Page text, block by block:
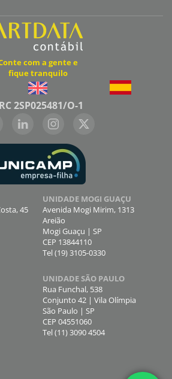
com a gente e
fique tranquilo
2SP025481/O-1
45
UNIDADE MOGI GUAÇU
Avenida Mogi Mirim, 1313
Areião
Mogi Guaçu | SP
CEP 13844110
Tel (19) 3105-0330
UNIDADE SÃO PAULO
Rua Funchal, 538
Conjunto 42 | Vila Olímpia
São Paulo | SP
CEP 04551060
Tel (11) 3090 4504